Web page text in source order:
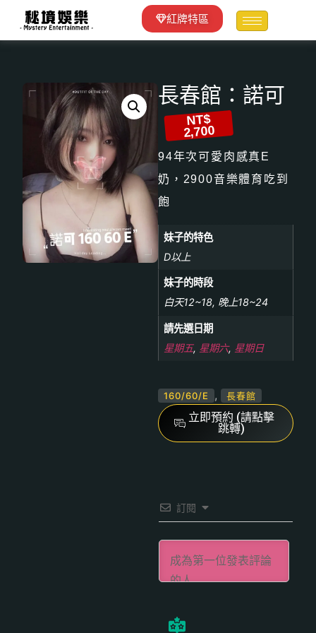
紅牌特區
長春館：諾可
NT$
2,700
94年次可愛肉感真E
奶，2900音樂體育吃到
飽
妹子的特色
D以上
妹子的時段
白天12~18, 晚上18~24
請先選日期
星期五, 星期六, 星期日
160/60/E , 長春館
立即預約 (請點擊
跳轉)
訂閱